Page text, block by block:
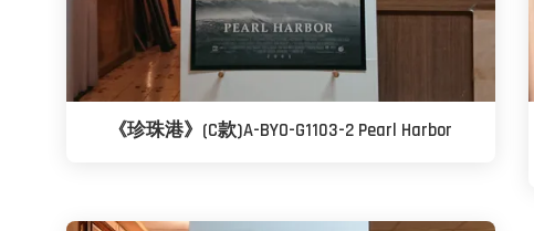
《珍珠港》(C款)A-BYO-G1103-2 Pearl Harbor